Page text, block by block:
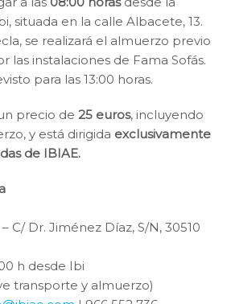
situada en la calle Albacete, 13.
se realizará el almuerzo previo
las instalaciones de Fama Sofás.
para las 13:00 horas.
precio de 25 euros, incluyendo
y está dirigida exclusivamente
de IBIAE.
C/ Dr. Jiménez Díaz, S/N, 30510
h desde Ibi
transporte y almuerzo)